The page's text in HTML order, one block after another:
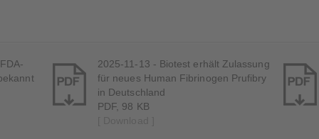
2025-11-13 - Biotest erhält Zulassung
für neues Human Fibrinogen Prufibry
in Deutschland
PDF, 98 KB